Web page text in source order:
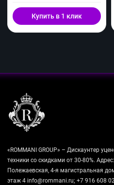
Купить в 1 клик
«ROMMANI GROUP» – Дискаунтер
техники со скидками от 30-80%.
Полежаевская, 4-я магистральная
этаж 4 info@rommani.ru; +7 916 608